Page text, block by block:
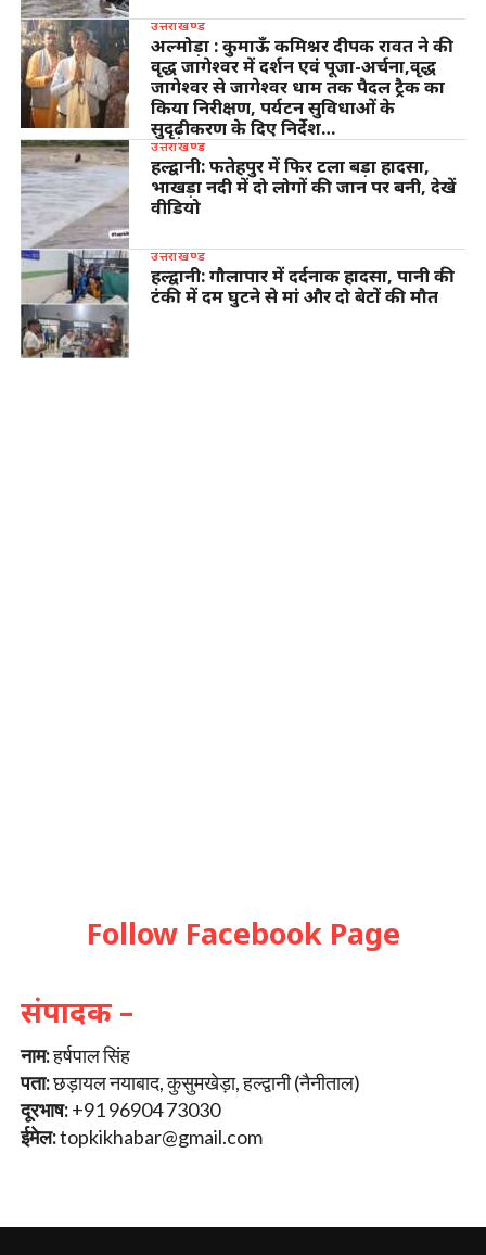
उत्तराखण्ड
अल्मोड़ा : कुमाऊँ कमिश्नर दीपक रावत ने की
वृद्ध जागेश्वर में दर्शन एवं पूजा-अर्चना,वृद्ध
जागेश्वर से जागेश्वर धाम तक पैदल ट्रैक का
किया निरीक्षण, पर्यटन सुविधाओं के
सुदृढ़ीकरण के दिए निर्देश…
उत्तराखण्ड
हल्द्वानी: फतेहपुर में फिर टला बड़ा हादसा,
भाखड़ा नदी में दो लोगों की जान पर बनी, देखें
वीडियो
उत्तराखण्ड
हल्द्वानी: गौलापार में दर्दनाक हादसा, पानी की
टंकी में दम घुटने से मां और दो बेटों की मौत
Follow Facebook Page
संपादक –
नाम:हर्षपाल सिंह
पता:छड़ायल नयाबाद, कुसुमखेड़ा, हल्द्वानी (नैनीताल)
दूरभाष:+91 96904 73030
ईमेल:topkikhabar@gmail.com